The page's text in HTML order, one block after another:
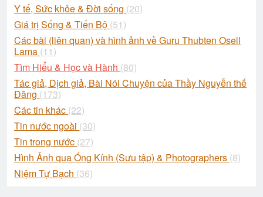
Y tế, Sức khỏe & Đời sống (20)
Giá trị Sống & Tiến Bộ (51)
Các bài (liên quan) và hình ảnh về Guru Thubten Osell
Lama (11)
Tìm Hiểu & Học và Hành (80)
Tác giả, Dịch giả, Bài Nói Chuyện của Thầy Nguyễn thế
Đăng (173)
Các tin khác (22)
Tin nước ngoài (30)
Tin trong nước (27)
Hình Ảnh qua Óng Kính (Sưu tập) & Photographers (8)
Niệm Tự Bạch (36)